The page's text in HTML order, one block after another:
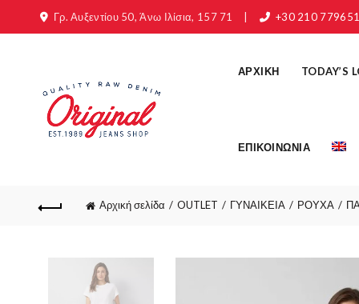
Γρ. Αυξεντίου 50, Άνω Ιλίσια, 157 71 +30 210
ΑΡΧΙΚΗ TODAY’S
ΕΠΙΚΟΙΝΩΝΙΑ
Αρχική σελίδα OUTLET ΓΥΝΑΙΚΕΙΑ ΡΟΥΧΑ